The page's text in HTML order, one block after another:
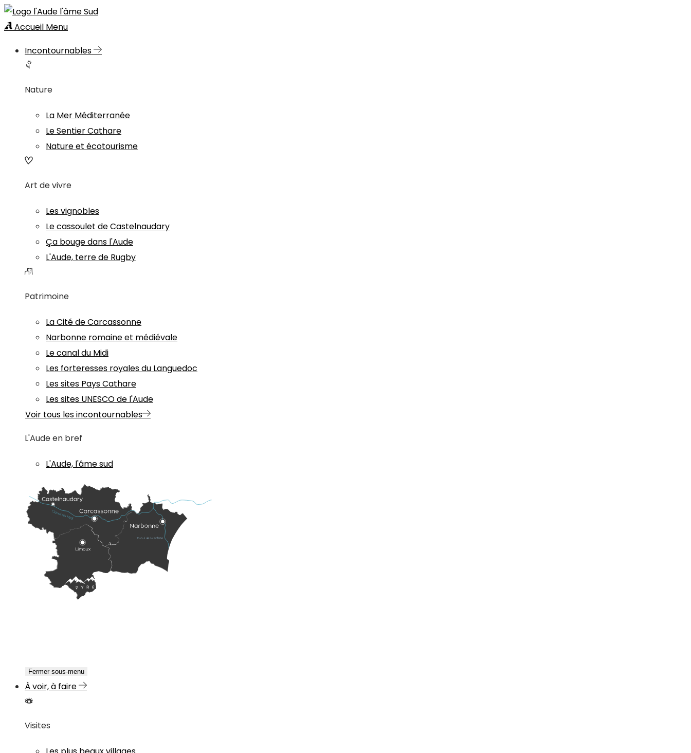
Accueil Menu
Incontournables
Nature
La Mer Méditerranée
Le Sentier Cathare
Nature et écotourisme
Art de vivre
Les vignobles
Le cassoulet de Castelnaudary
Ça bouge dans l'Aude
L'Aude, terre de Rugby
Patrimoine
La Cité de Carcassonne
Narbonne romaine et médiévale
Le canal du Midi
Les forteresses royales du Languedoc
Les sites Pays Cathare
Les sites UNESCO de l'Aude
Voir tous les incontournables
L'Aude en bref
L'Aude, l'âme sud
Fermer sous-menu
À voir, à faire
Visites